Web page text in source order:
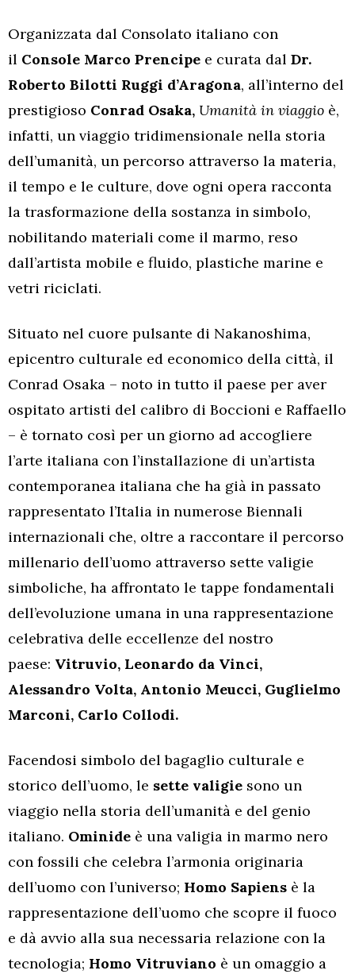
Organizzata dal Consolato italiano con
il Console Marco Prencipe e curata dal Dr.
Roberto Bilotti Ruggi d’Aragona, all’interno del
prestigioso Conrad Osaka, Umanità in viaggio è,
infatti, un viaggio tridimensionale nella storia
dell’umanità, un percorso attraverso la materia,
il tempo e le culture, dove ogni opera racconta
la trasformazione della sostanza in simbolo,
nobilitando materiali come il marmo, reso
dall’artista mobile e fluido, plastiche marine e
vetri riciclati.
Situato nel cuore pulsante di Nakanoshima,
epicentro culturale ed economico della città, il
Conrad Osaka – noto in tutto il paese per aver
ospitato artisti del calibro di Boccioni e Raffaello
– è tornato così per un giorno ad accogliere
l’arte italiana con l’installazione di un’artista
contemporanea italiana che ha già in passato
rappresentato l’Italia in numerose Biennali
internazionali che, oltre a raccontare il percorso
millenario dell’uomo attraverso sette valigie
simboliche, ha affrontato le tappe fondamentali
dell’evoluzione umana in una rappresentazione
celebrativa delle eccellenze del nostro
paese: Vitruvio, Leonardo da Vinci,
Alessandro Volta, Antonio Meucci, Guglielmo
Marconi, Carlo Collodi.
Facendosi simbolo del bagaglio culturale e
storico dell’uomo, le sette valigie sono un
viaggio nella storia dell’umanità e del genio
italiano. Ominide è una valigia in marmo nero
con fossili che celebra l’armonia originaria
dell’uomo con l’universo; Homo Sapiens è la
rappresentazione dell’uomo che scopre il fuoco
e dà avvio alla sua necessaria relazione con la
tecnologia; Homo Vitruviano è un omaggio a